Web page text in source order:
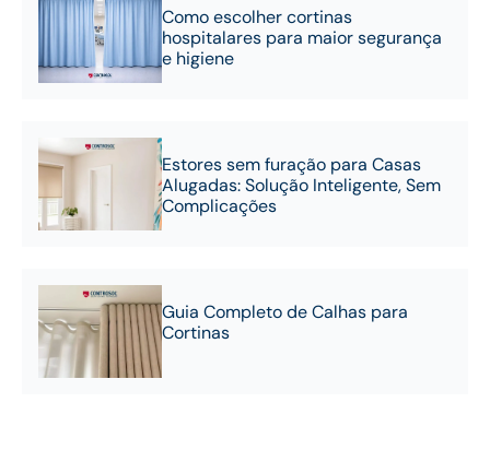
Como escolher cortinas
hospitalares para maior segurança
e higiene
Estores sem furação para Casas
Alugadas: Solução Inteligente, Sem
Complicações
Guia Completo de Calhas para
Cortinas